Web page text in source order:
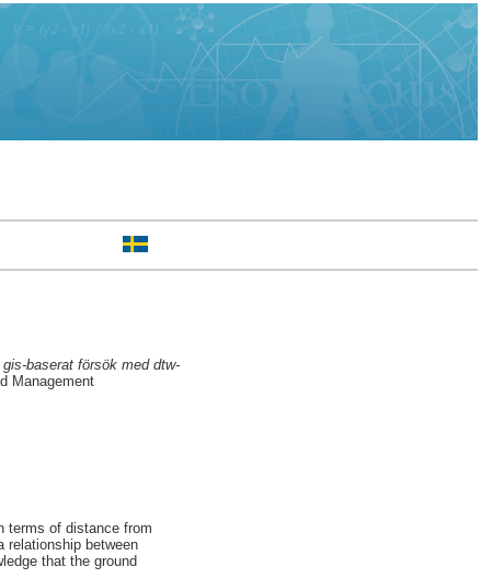
baserat försök med dtw-
Management
terms of distance from
relationship between
that the ground